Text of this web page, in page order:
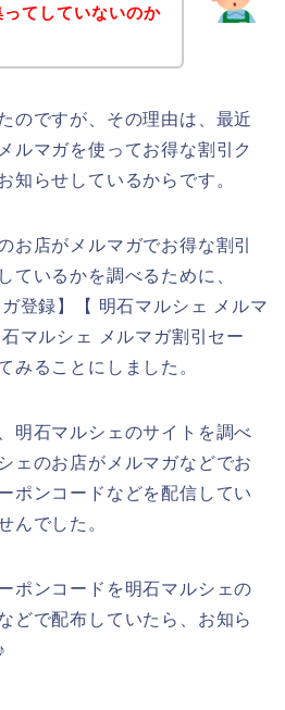
てしていないのか
のですが、その理由は、最近
ルマガを使ってお得な割引ク
知らせしているからです。
お店がメルマガでお得な割引
ているかを調べるために、
登録】【 明石マルシェ メルマ
マルシェ メルマガ割引セー
みることにしました。
明石マルシェのサイトを調べ
ェのお店がメルマガなどでお
ポンコードなどを配信してい
んでした。
ポンコードを明石マルシェの
どで配布していたら、お知ら